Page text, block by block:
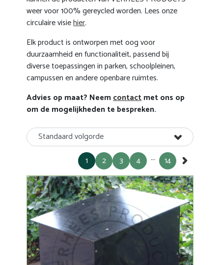
weer voor 100% gereycled worden. Lees onze
circulaire visiehier.
Elk product is ontworpen met oog voor
duurzaamheid en functionaliteit, passend bij
diverse toepassingen in parken, schoolpleinen,
campussen en andere openbare ruimtes.
Advies op maat? Neemcontactmet ons op
om de mogelijkheden te bespreken.
Standaard volgorde
1
2 3 4 ... 14 »